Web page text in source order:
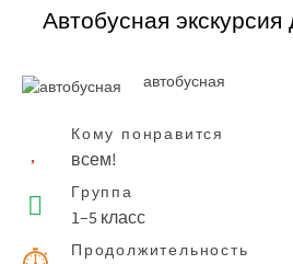
Автобусная экскурсия
автобусная
Кому понравится
всем!
Группа
1–5 класс
Продолжительность